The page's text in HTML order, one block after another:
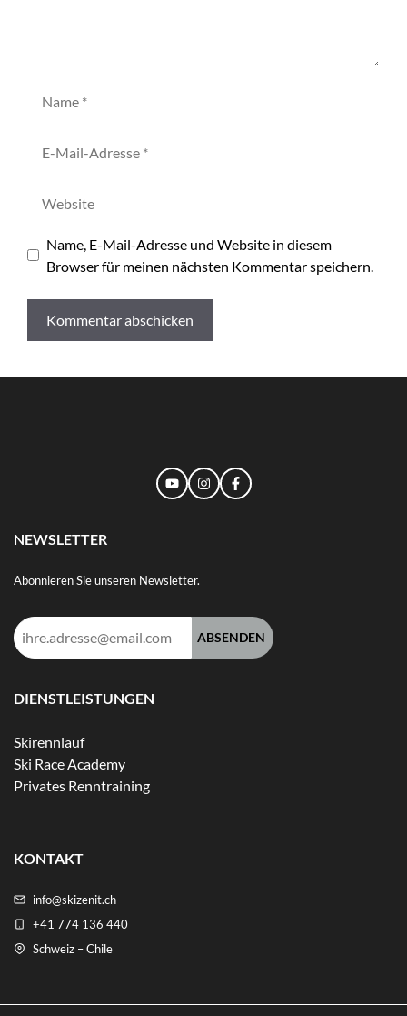
Mail-
Name, E-Mail-Adresse und Website in diesem
Browser für meinen nächsten Kommentar speichern.
NEWSLETTER
Abonnieren Sie unseren Newsletter.
E-
Mail-
DIENSTLEISTUNGEN
Skirennlauf
Ski Race Academy
Privates Renntraining
KONTAKT
info@skizenit.ch
+41 774 136 440
Schweiz – Chile